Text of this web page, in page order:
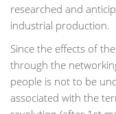
researched and
industrial production.
Since the effects of
through the
people is not to be
associated with the